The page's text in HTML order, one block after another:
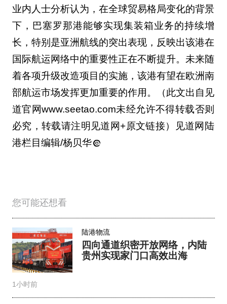
业内人士分析认为，在全球贸易格局变化的背景
下，巴塞罗那港能够实现集装箱业务的持续增
长，特别是亚洲航线的突出表现，反映出该港在
国际航运网络中的重要性正在不断提升。未来随
着各项升级改造项目的实施，该港有望在欧洲南
部航运市场发挥更加重要的作用。（此文出自见
道官网www.seetao.com未经允许不得转载否则
必究，转载请注明见道网+原文链接）见道网陆
港栏目编辑/杨贝华
您可能还想看
陆港物流
四向通道织密开放网络，内陆
贵州实现家门口高效出海
1小时前